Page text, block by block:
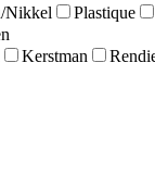
Nikkel Plastique
Kerstman